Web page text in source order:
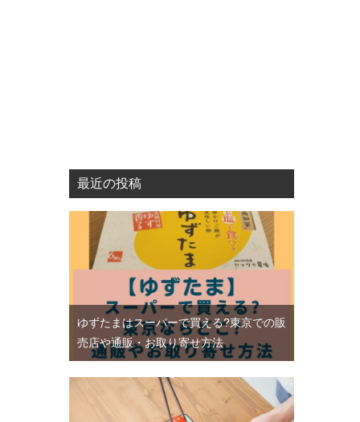
最近の投稿
ゆずたまはスーパーで買える?東京での販
売店や通販・お取り寄せ方法